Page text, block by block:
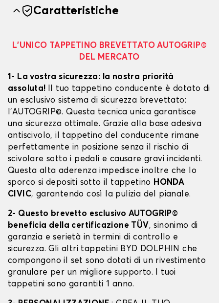
Caratteristiche
L’UNICO TAPPETINO BREVETTATO AUTOGRIP©
DEL MERCATO
1- La vostra sicurezza: la nostra priorità
assoluta! Il tuo tappetino conducente è dotato di
un esclusivo sistema di sicurezza brevettato:
l’AUTOGRIP©. Questa tecnica unica garantisce
una sicurezza ottimale. Grazie alla base adesiva
antiscivolo, il tappetino del conducente rimane
perfettamente in posizione senza il rischio di
scivolare sotto i pedali e causare gravi incidenti.
Questa alta aderenza impedisce inoltre che lo
sporco si depositi sotto il tappetino HONDA
CIVIC, garantendo così la pulizia del pianale.
2- Questo brevetto esclusivo AUTOGRIP©
beneficia della certificazione TÜV, sinonimo di
garanzia e serietà in termini di controllo e
sicurezza. Gli altri tappetini BYD DOLPHIN che
compongono il set sono dotati di un rivestimento
granulare per un migliore supporto. I tuoi
tappetini sono garantiti 1 anno.